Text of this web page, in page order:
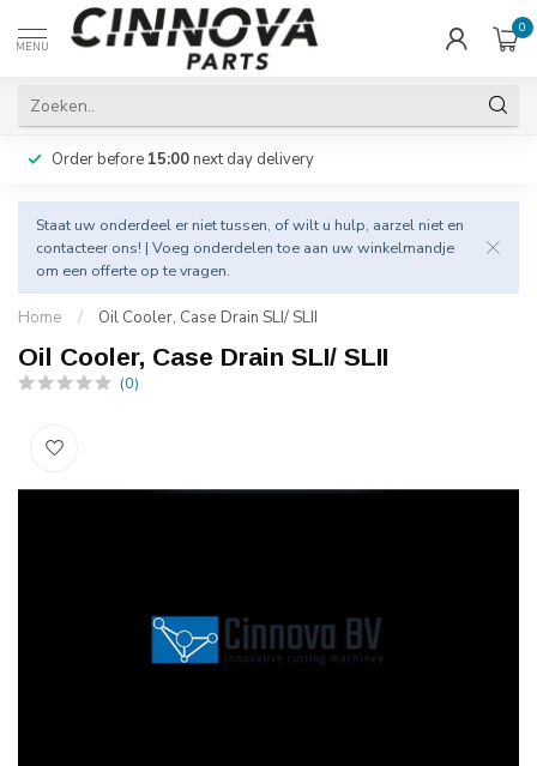
MENU
0
Order before 15:00next day delivery
Staat uw onderdeel er niet tussen, of wilt u hulp, aarzel niet en
contacteer ons! | Voeg onderdelen toe aan uw winkelmandje
om een offerte op te vragen.
Home / Oil Cooler, Case Drain SLI/ SLII
Oil Cooler, Case Drain SLI/ SLII
(0)